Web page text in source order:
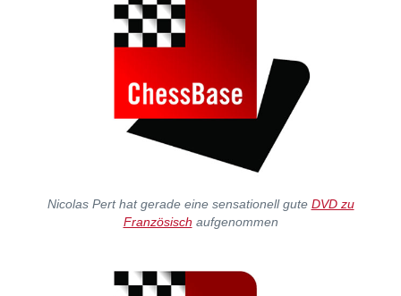
Nicolas Pert hat gerade eine sensationell gute DVD zu
Französisch aufgenommen